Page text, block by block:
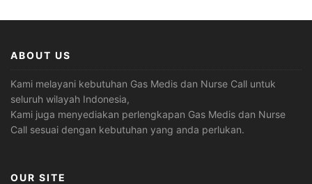
ABOUT US
Kami melayani kebutuhan Gas Medis dan Nurse Call untuk
seluruh wilayah Indonesia,
Kami juga menyediakan perlengkapan Gas Medis dan Nurse
Call sesuai dengan kebutuhan yang anda perlukan.
OUR SITE